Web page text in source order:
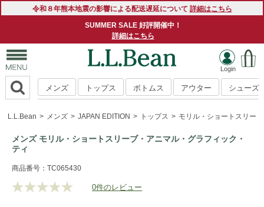
令和８年熊本地震の影響による配送遅延について 詳細はこちら
SUMMER SALE 好評開催中！
詳細はこちら
メンズ トップス ボトムス アウター シューズ
L.L.Bean メンズ JAPAN EDITION トップス モリル・ショートスリー
メンズ モリル・ショートスリーブ・アニマル・グラフィック・
ティ
https://www.llbean.co.jp/mens/tops/tshirts-
short/g/CK04226004.html
商品番号：TC065430
評
0件のレビュー